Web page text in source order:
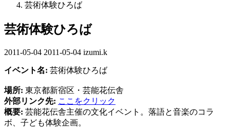
芸術体験ひろば
芸術体験ひろば
2011-05-04 最
更
新
日
時
:
2011-05-04 izumi.k
イベント名: 芸術体験ひろば
場所: 東京都新宿区・芸能花伝舎
外部リンク先: ここをクリック
概要: 芸能花伝舎主催の文化イベント。落語と音楽のコラ
ボ、子ども体験企画。